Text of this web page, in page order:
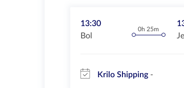
13:30
Bol
0h 25m
Krilo Shipping